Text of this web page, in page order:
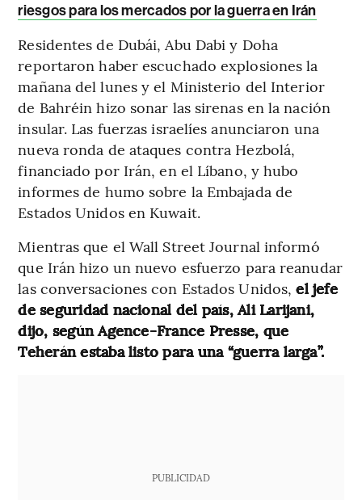
riesgos para los mercados por la guerra en Irán
Residentes de Dubái, Abu Dabi y Doha
reportaron haber escuchado explosiones la
mañana del lunes y el Ministerio del Interior
de Bahréin hizo sonar las sirenas en la nación
insular. Las fuerzas israelíes anunciaron una
nueva ronda de ataques contra Hezbolá,
financiado por Irán, en el Líbano, y hubo
informes de humo sobre la Embajada de
Estados Unidos en Kuwait.
Mientras que el Wall Street Journal informó
que Irán hizo un nuevo esfuerzo para reanudar
las conversaciones con Estados Unidos,el jefe
de seguridad nacional del país, Ali Larijani,
dijo, según Agence-France Presse, que
Teherán estaba listo para una “guerra larga”.
PUBLICIDAD